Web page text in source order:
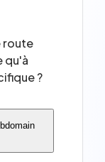
route
qu'à
?